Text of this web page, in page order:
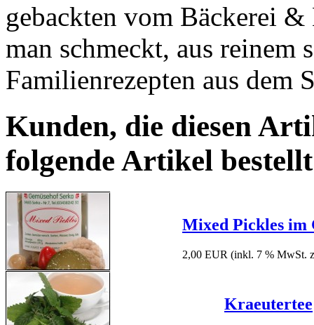
gebackten vom Bäckerei
man schmeckt, aus reinem
Familienrezepten aus dem
Kunden, die diesen
folgende Artikel
Mixed Pickles im
2,00 EUR (inkl. 7 % MwSt.
Kraeutertee